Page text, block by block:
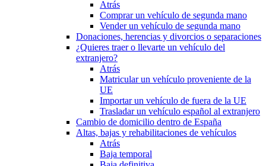
Atrás
Comprar un vehículo de segunda mano
Vender un vehículo de segunda mano
Donaciones, herencias y divorcios o separaciones
¿Quieres traer o llevarte un vehículo del
extranjero?
Atrás
Matricular un vehículo proveniente de la
UE
Importar un vehículo de fuera de la UE
Trasladar un vehículo español al extranjero
Cambio de domicilio dentro de España
Altas, bajas y rehabilitaciones de vehículos
Atrás
Baja temporal